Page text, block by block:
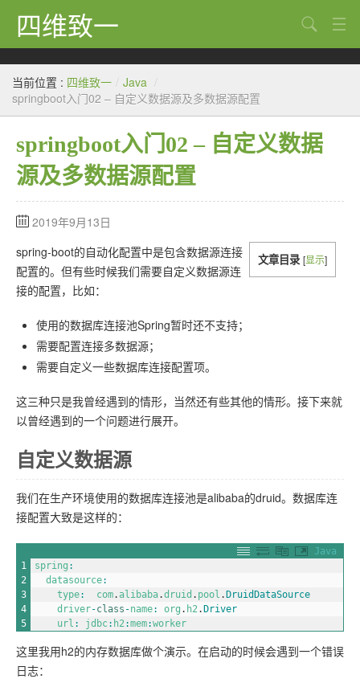
四维致一
Java
大数据
Scala
工程
Bug
Tricks
想法
搜索
当前位置 : 四维致一 / Java /
springboot入门02 – 自定义数据源及多数据源配置
springboot入门02 – 自定义数据
源及多数据源配置
2019年9月13日
文章目录 [显示]
spring-boot的自动化配置中是包含数据源连接
配置的。但有些时候我们需要自定义数据源连
接的配置，比如：
使用的数据库连接池Spring暂时还不支持；
需要配置连接多数据源；
需要自定义一些数据库连接配置项。
这三种只是我曾经遇到的情形，当然还有些其他的情形。接下来就
以曾经遇到的一个问题进行展开。
自定义数据源
我们在生产环境使用的数据库连接池是alibaba的druid。数据库连
接配置大致是这样的：
Java
1
2
3
4
5
spring :
datasource:
type: com. alibaba.druid . pool . DruidDataSource
driver-class -name: org . h2. Driver
url : jdbc: h2:mem:worker
这里我用h2的内存数据库做个演示。在启动的时候会遇到一个错误
日志：